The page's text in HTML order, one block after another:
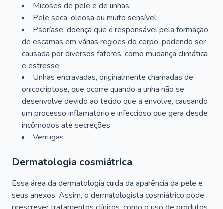
Micoses de pele e de unhas;
Pele seca, oleosa ou muito sensível;
Psoríase: doença que é responsável pela formação
de escamas em várias regiões do corpo, podendo ser
causada por diversos fatores, como mudança climática
e estresse;
Unhas encravadas, originalmente chamadas de
onicocriptose, que ocorre quando a unha não se
desenvolve devido ao tecido que a envolve, causando
um processo inflamatório e infeccioso que gera desde
incômodos até secreções;
Verrugas.
Dermatologia cosmiátrica
Essa área da dermatologia cuida da aparência da pele e
seus anexos. Assim, o dermatologista cosmiátrico pode